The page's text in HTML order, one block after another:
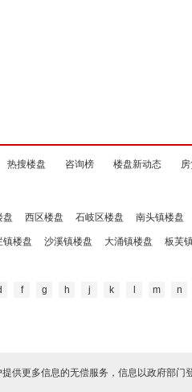
热搜楼盘 咨询榜 楼盘新动态
盘 西区楼盘 石岐区楼盘 南头镇楼盘
镇楼盘 沙溪镇楼盘 大涌镇楼盘 板芙
f g h j k m n
提供更多信息的无偿服务，信息以政府部门